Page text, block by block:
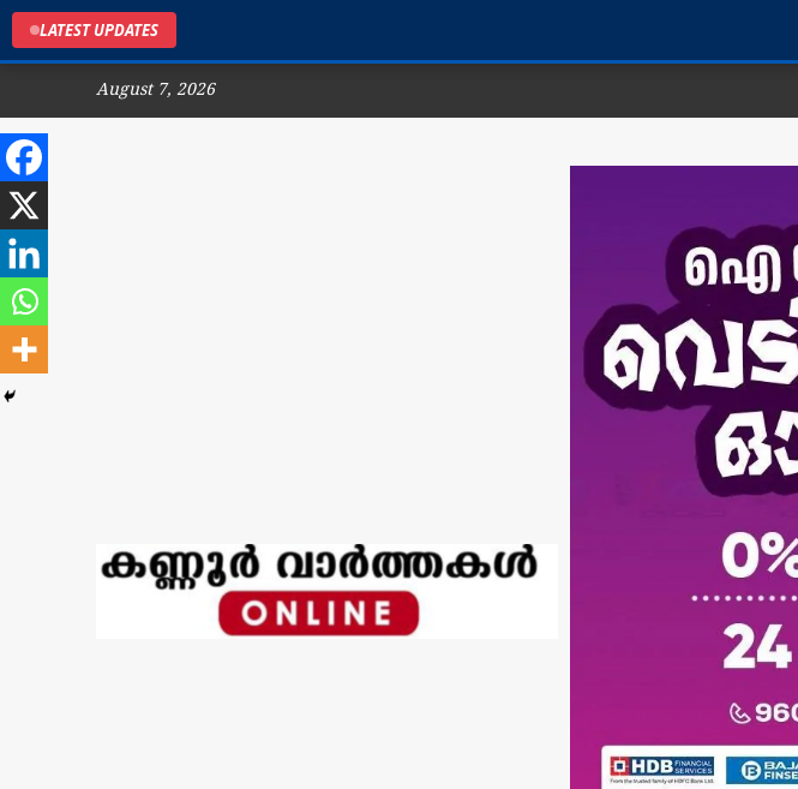
LATEST UPDATES
August 7, 2026